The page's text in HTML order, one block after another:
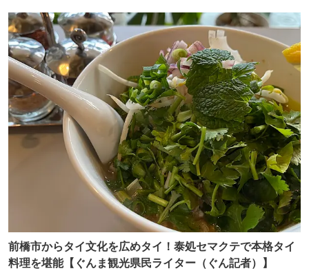
前橋市からタイ文化を広めタイ！泰処セマクテで本格タイ
料理を堪能【ぐんま観光県民ライター（ぐん記者）】